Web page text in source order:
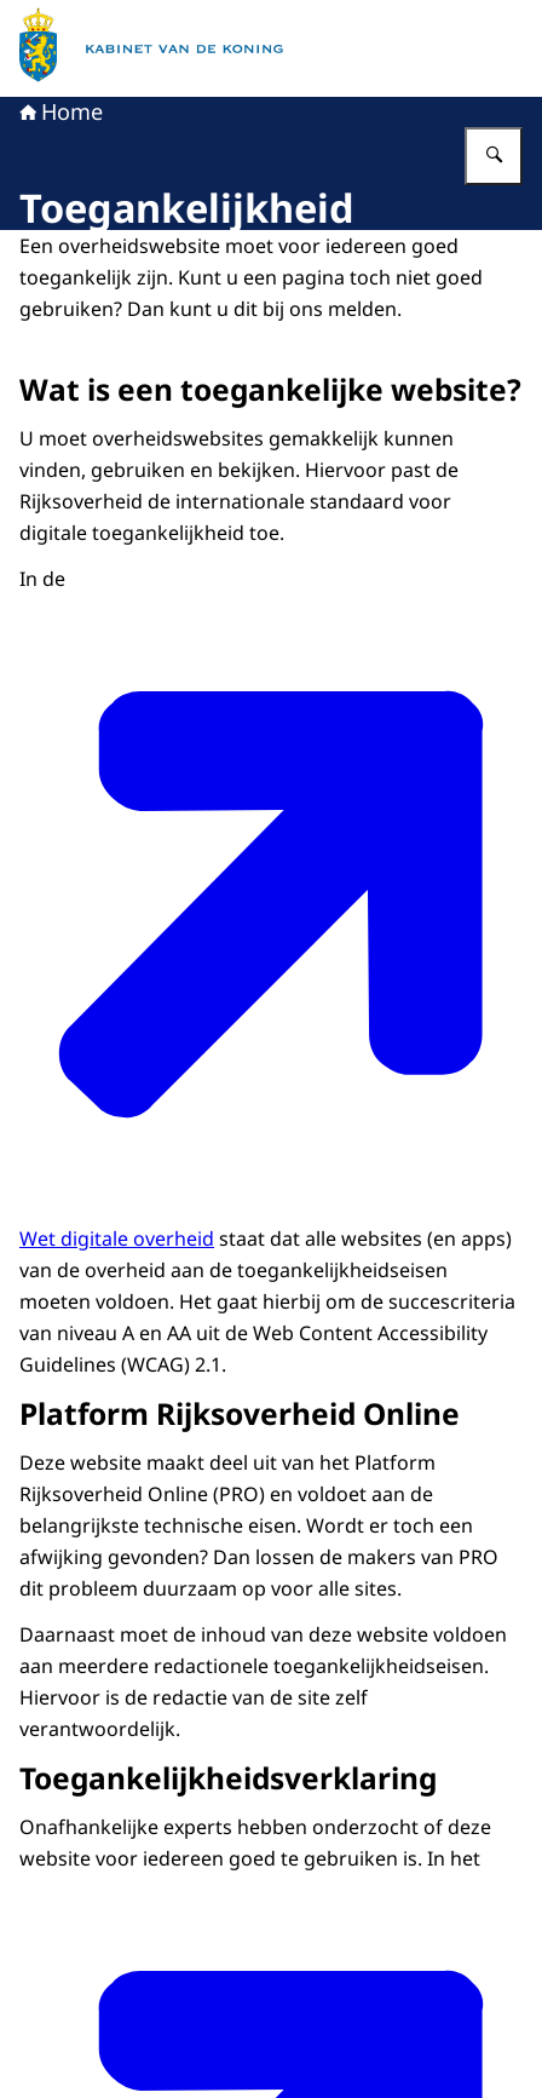
Naar de homepage van Kabinet van de Koning
Home
Toegankelijkheid
Een overheidswebsite moet voor iedereen goed
toegankelijk zijn. Kunt u een pagina toch niet goed
gebruiken? Dan kunt u dit bij ons melden.
Wat is een toegankelijke website?
U moet overheidswebsites gemakkelijk kunnen
vinden, gebruiken en bekijken. Hiervoor past de
Rijksoverheid de internationale standaard voor
digitale toegankelijkheid toe.
In de
Wet digitale overheid staat dat alle websites (en apps)
van de overheid aan de toegankelijkheidseisen
moeten voldoen. Het gaat hierbij om de succescriteria
van niveau A en AA uit de Web Content Accessibility
Guidelines (WCAG) 2.1.
Platform Rijksoverheid Online
Deze website maakt deel uit van het Platform
Rijksoverheid Online (PRO) en voldoet aan de
belangrijkste technische eisen. Wordt er toch een
afwijking gevonden? Dan lossen de makers van PRO
dit probleem duurzaam op voor alle sites.
Daarnaast moet de inhoud van deze website voldoen
aan meerdere redactionele toegankelijkheidseisen.
Hiervoor is de redactie van de site zelf
verantwoordelijk.
Toegankelijkheidsverklaring
Onafhankelijke experts hebben onderzocht of deze
website voor iedereen goed te gebruiken is. In het